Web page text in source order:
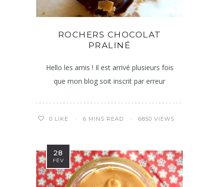
ROCHERS CHOCOLAT
PRALINÉ
Hello les amis ! Il est arrivé plusieurs fois
que mon blog soit inscrit par erreur
0 LIKE 6 MINS READ 6850 VIEWS
28
FÉV